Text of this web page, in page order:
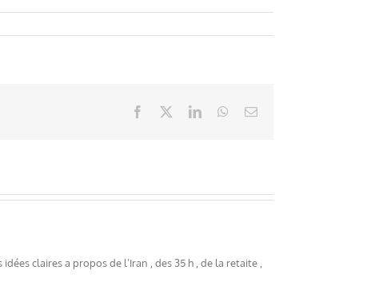
Facebook LinkedInWhatsApp
Email
claires a propos de l’Iran , des 35 h , de la retaite ,